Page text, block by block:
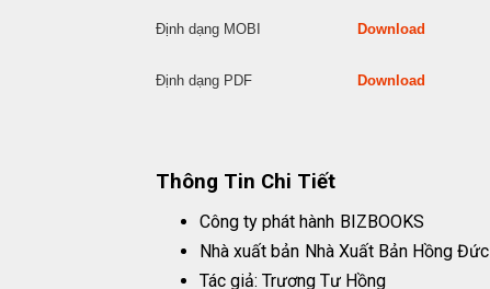
Định dạng MOBI Download
Định dạng PDF Download
Thông Tin Chi Tiết
Công ty phát hành BIZBOOKS
Nhà xuất bản Nhà Xuất Bản Hồng Đức
Tác giả: Trương Tư Hồng